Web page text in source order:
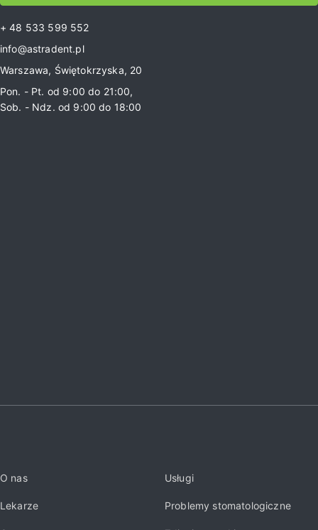
+ 48 533 599 552
info@astradent.pl
Warszawa, Świętokrzyska, 20
Pon. - Pt. od 9:00 do 21:00,
Sob. - Ndz. od 9:00 do 18:00
O nas Usługi
Lekarze Problemy stomatologiczne